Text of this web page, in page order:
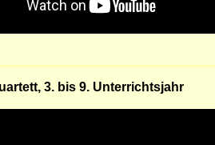
3. bis 9. Unterrichtsjahr